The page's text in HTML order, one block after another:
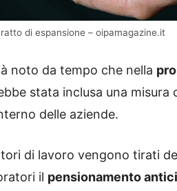
di espansione – oipamagazine.it
noto da tempo che nella
stata inclusa una
delle aziende.
di lavoro vengono tirati
il pensionamento